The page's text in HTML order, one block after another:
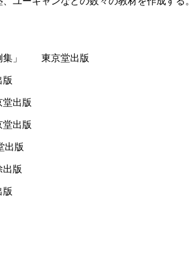
例集」 東京堂出版
出版
版
版
版